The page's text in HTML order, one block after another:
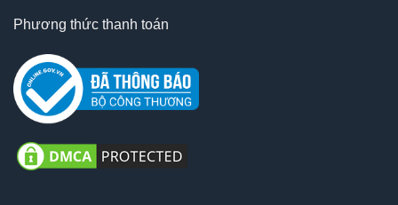
Phương thức thanh toán